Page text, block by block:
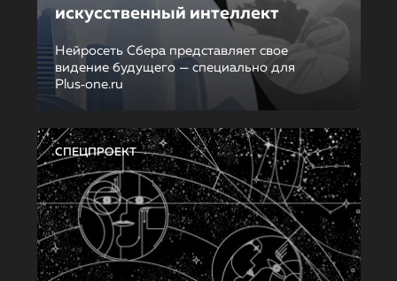
искусственный интеллект
Нейросеть Сбера представляет свое
видение будущего — специально для
Plus‑one.ru
СПЕЦПРОЕКТ